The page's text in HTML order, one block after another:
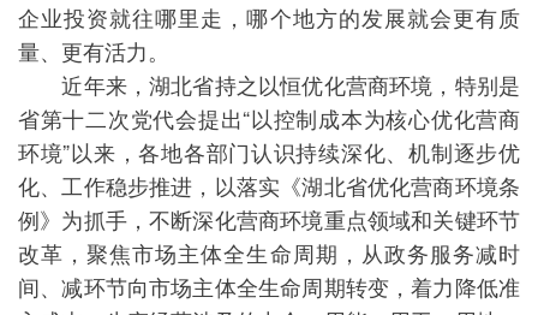
企业投资就往哪里走，哪个地方的发展就会更有质
量、更有活力。
近年来，湖北省持之以恒优化营商环境，特别是
省第十二次党代会提出“以控制成本为核心优化营商
环境”以来，各地各部门认识持续深化、机制逐步优
化、工作稳步推进，以落实《湖北省优化营商环境条
例》为抓手，不断深化营商环境重点领域和关键环节
改革，聚焦市场主体全生命周期，从政务服务减时
间、减环节向市场主体全生命周期转变，着力降低准